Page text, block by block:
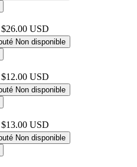
$26.00 USD
Non disponible
$12.00 USD
Non disponible
$13.00 USD
Non disponible